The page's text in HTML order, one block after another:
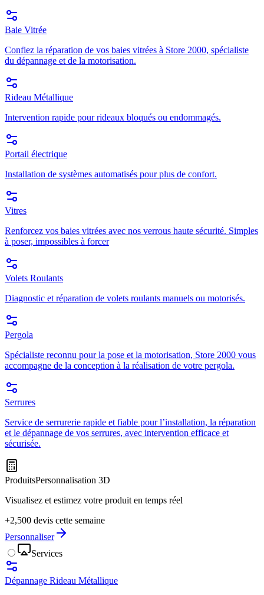
Baie Vitrée
Confiez la réparation de vos baies vitrées à Store 2000, spécialiste
du dépannage et de la motorisation.
Rideau Métallique
Intervention rapide pour rideaux bloqués ou endommagés.
Portail électrique
Installation de systèmes automatisés pour plus de confort.
Vitres
Renforcez vos baies vitrées avec nos verrous haute sécurité. Simples
à poser, impossibles à forcer
Volets Roulants
Diagnostic et réparation de volets roulants manuels ou motorisés.
Pergola
Spécialiste reconnu pour la pose et la motorisation, Store 2000 vous
accompagne de la conception à la réalisation de votre pergola.
Serrures
Service de serrurerie rapide et fiable pour l’installation, la réparation
et le dépannage de vos serrures, avec intervention efficace et
sécurisée.
ProduitsPersonnalisation 3D
Visualisez et estimez votre produit en temps réel
+2,500 devis cette semaine
Personnaliser
Services
Dépannage Rideau Métallique